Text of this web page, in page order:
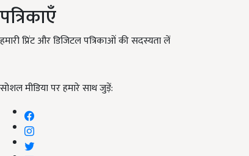
पत्रिकाएँ
हमारी प्रिंट और डिजिटल पत्रिकाओं की सदस्यता लें
सोशल मीडिया पर हमारे साथ जुड़ें: